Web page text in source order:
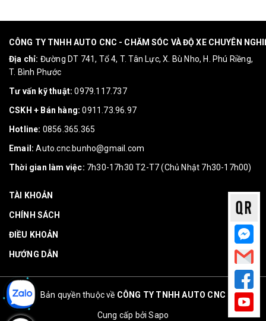
CÔNG TY TNHH AUTO CNC - CHĂM SÓC VÀ ĐỘ XE CHUYÊN
Địa chỉ: Đường DT 741, Tổ 4, T. Tân Lực, X. Bù Nho, H. Phú Riềng,
T. Bình Phước
Tư vấn kỹ thuật: 0979.117.737
CSKH + Bán hàng: 0911.73.96.97
Hotline: 0856.365.365
Email: Auto.cnc.bunho@gmail.com
Thời gian làm việc: 7h30-17h30 T2-T7 (Chủ Nhật 7h30-17h00)
TÀI KHOẢN
CHÍNH SÁCH
ĐIỀU KHOẢN
HƯỚNG DẪN
Bản quyền thuộc về CÔNG TY TNHH AUTO CNC
Cung cấp bởiSapo